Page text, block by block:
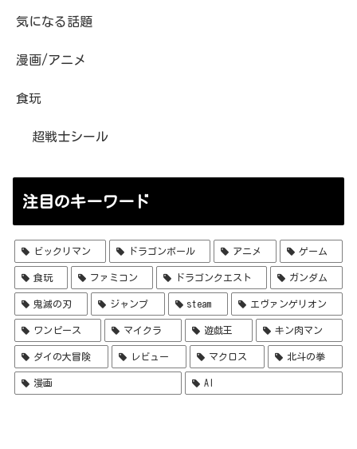
気になる話題
漫画/アニメ
食玩
超戦士シール
注目のキーワード
ビックリマン ドラゴンボール アニメ ゲーム
食玩 ファミコン ドラゴンクエスト ガンダム
鬼滅の刃 ジャンプ steam エヴァンゲリオン
ワンピース マイクラ 遊戯王 キン肉マン
ダイの大冒険 レビュー マクロス 北斗の拳
漫画 AI